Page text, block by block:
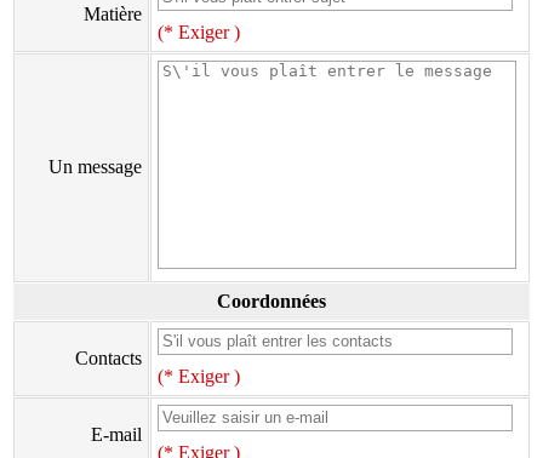
Matière
(* Exiger )
Un message
Coordonnées
Contacts
(* Exiger )
E-mail
(* Exiger )